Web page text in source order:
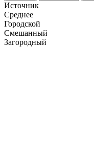
Источник
Среднее
Городской
Смешанный
Загородный